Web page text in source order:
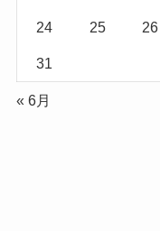
24 25 26
31
« 6月